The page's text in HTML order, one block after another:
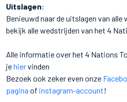
Uitslagen:
Benieuwd naar de uitslagen van alle
bekijk alle wedstrijden van het 4
Alle informatie over het 4 Nations
jehiervinden
Bezoek ook zeker even onze
pagina of instagram-account!